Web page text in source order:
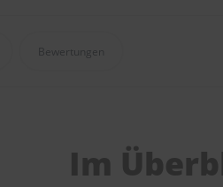
Bewertungen
Im